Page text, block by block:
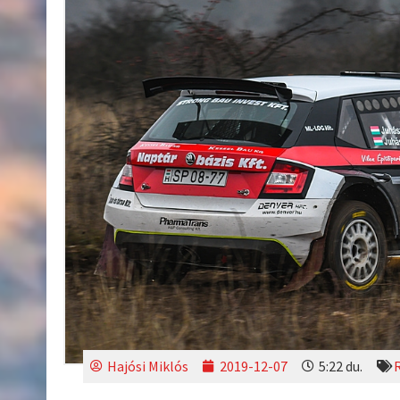
Hajósi Miklós 2019-12-07 5:22 du.